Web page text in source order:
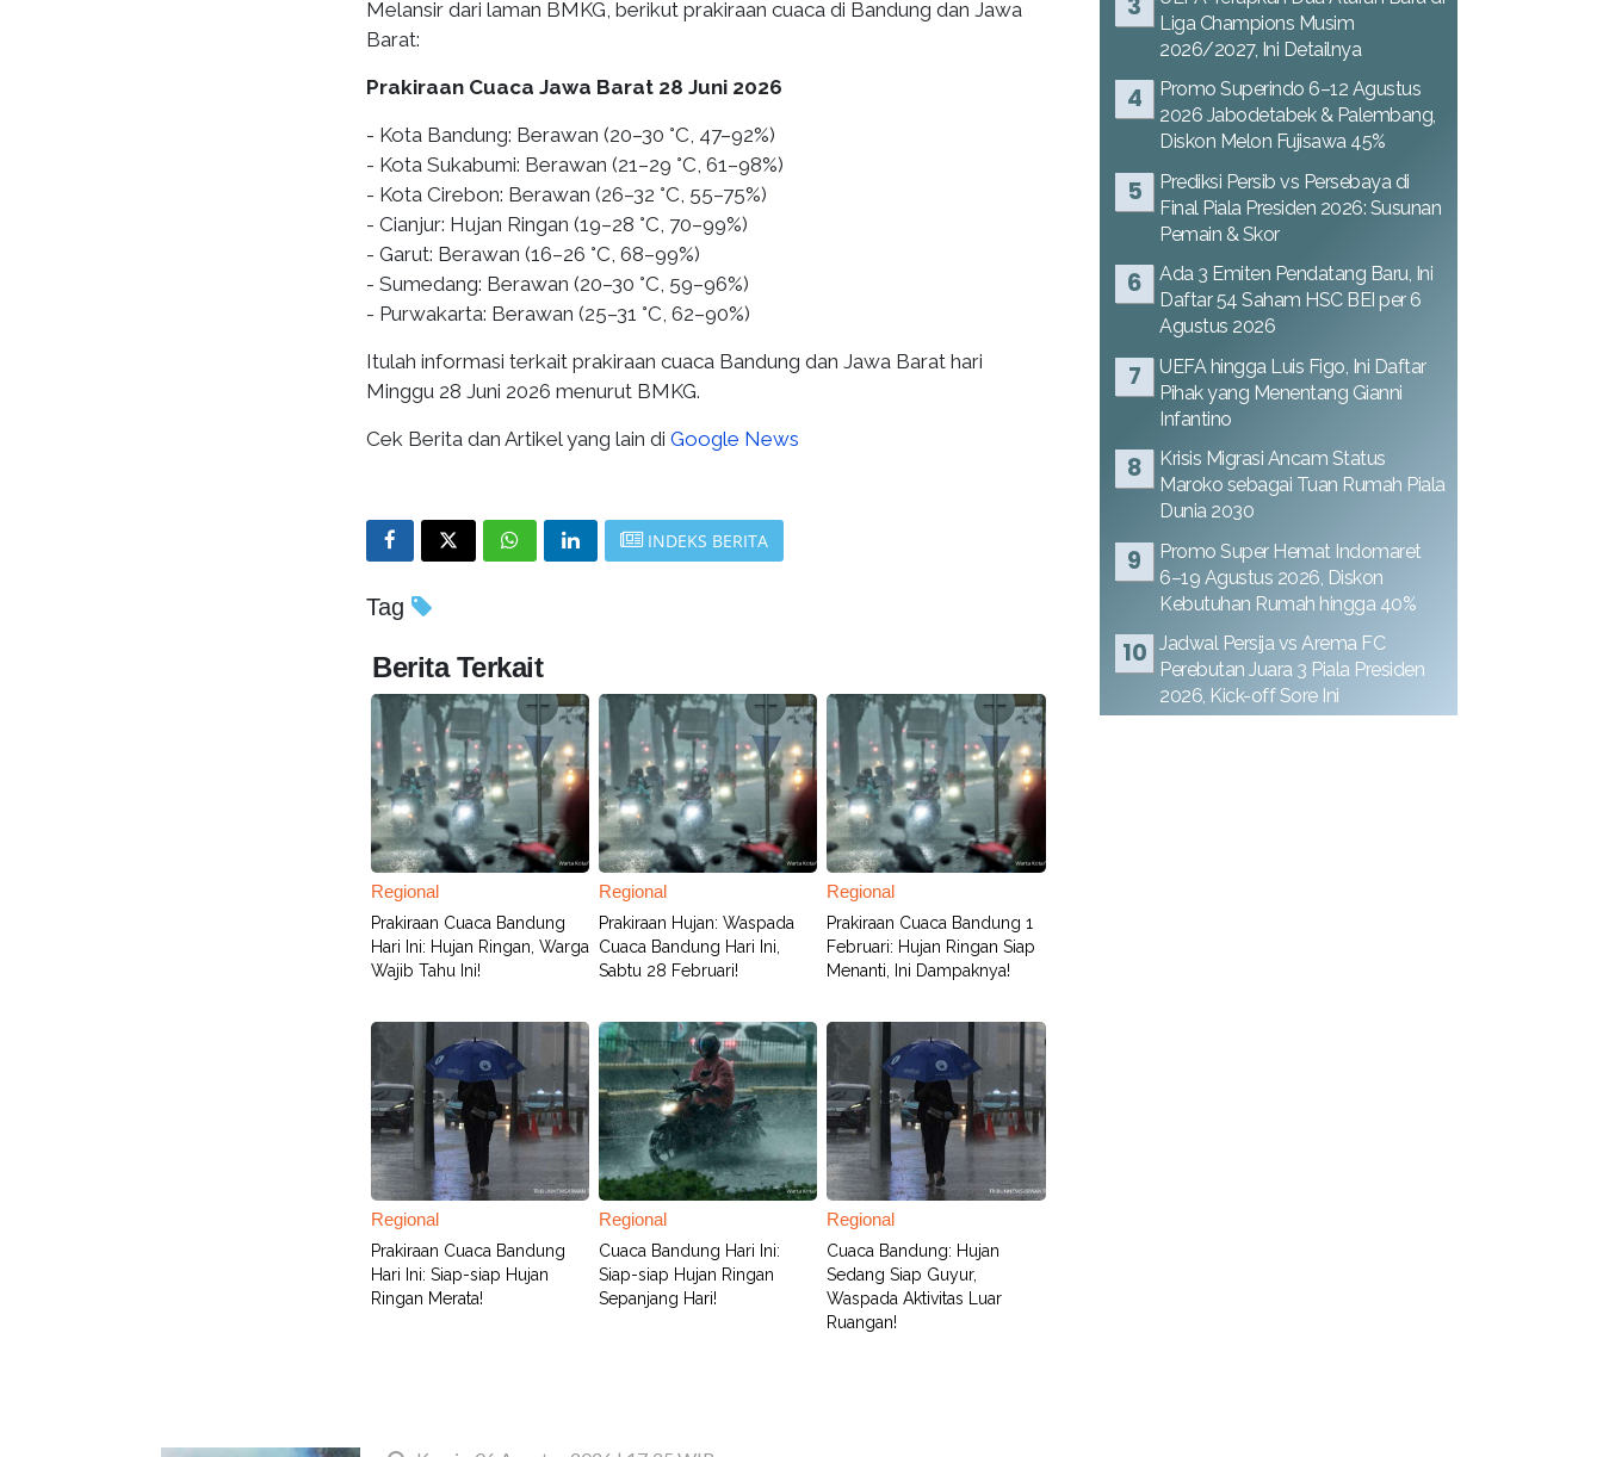
Melansir dari laman BMKG, berikut prakiraan cuaca di Bandung dan Jawa
Barat:
Prakiraan Cuaca Jawa Barat 28 Juni 2026
- Kota Bandung: Berawan (20–30 °C, 47–92%)
- Kota Sukabumi: Berawan (21–29 °C, 61–98%)
- Kota Cirebon: Berawan (26–32 °C, 55–75%)
- Cianjur: Hujan Ringan (19–28 °C, 70–99%)
- Garut: Berawan (16–26 °C, 68–99%)
- Sumedang: Berawan (20–30 °C, 59–96%)
- Purwakarta: Berawan (25–31 °C, 62–90%)
Itulah informasi terkait prakiraan cuaca Bandung dan Jawa Barat hari
Minggu 28 Juni 2026 menurut BMKG.
Cek Berita dan Artikel yang lain di Google News
INDEKS BERITA
Tag
Berita Terkait
Regional
Prakiraan Cuaca Bandung
Hari Ini: Hujan Ringan, Warga
Wajib Tahu Ini!
Regional
Prakiraan Hujan: Waspada
Cuaca Bandung Hari Ini,
Sabtu 28 Februari!
Regional
Prakiraan Cuaca Bandung 1
Februari: Hujan Ringan Siap
Menanti, Ini Dampaknya!
Regional
Prakiraan Cuaca Bandung
Hari Ini: Siap-siap Hujan
Ringan Merata!
Regional
Cuaca Bandung Hari Ini:
Siap-siap Hujan Ringan
Sepanjang Hari!
Regional
Cuaca Bandung: Hujan
Sedang Siap Guyur,
Waspada Aktivitas Luar
Ruangan!
Liga Champions Musim
2026/2027, Ini Detailnya
Promo Superindo 6–12 Agustus
2026 Jabodetabek & Palembang,
Diskon Melon Fujisawa 45%
Prediksi Persib vs Persebaya di
Final Piala Presiden 2026: Susunan
Pemain & Skor
Ada 3 Emiten Pendatang Baru, Ini
Daftar 54 Saham HSC BEI per 6
Agustus 2026
UEFA hingga Luis Figo, Ini Daftar
Pihak yang Menentang Gianni
Infantino
Krisis Migrasi Ancam Status
Maroko sebagai Tuan Rumah Piala
Dunia 2030
Promo Super Hemat Indomaret
6–19 Agustus 2026, Diskon
Kebutuhan Rumah hingga 40%
Jadwal Persija vs Arema FC
Perebutan Juara 3 Piala Presiden
2026, Kick-off Sore Ini